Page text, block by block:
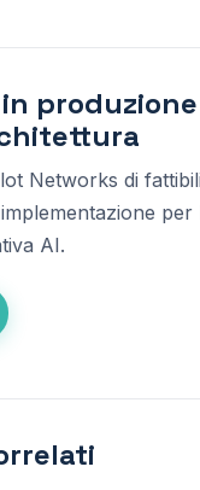
Networks di
per
AI.